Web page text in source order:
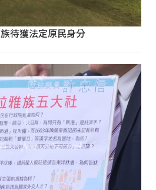
待獲法定原民身分